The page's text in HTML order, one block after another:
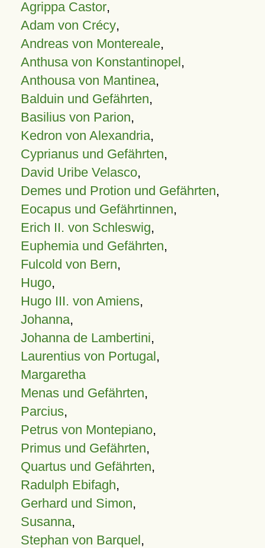
Agrippa Castor,
Adam von Crécy,
Andreas von Montereale,
Anthusa von Konstantinopel,
Anthousa von Mantinea,
Balduin und Gefährten,
Basilius von Parion,
Kedron von Alexandria,
Cyprianus und Gefährten,
David Uribe Velasco,
Demes und Protion und Gefährten,
Eocapus und Gefährtinnen,
Erich II. von Schleswig,
Euphemia und Gefährten,
Fulcold von Bern,
Hugo,
Hugo III. von Amiens,
Johanna,
Johanna de Lambertini,
Laurentius von Portugal,
Margaretha
Menas und Gefährten,
Parcius,
Petrus von Montepiano,
Primus und Gefährten,
Quartus und Gefährten,
Radulph Ebifagh,
Gerhard und Simon,
Susanna,
Stephan von Barquel,